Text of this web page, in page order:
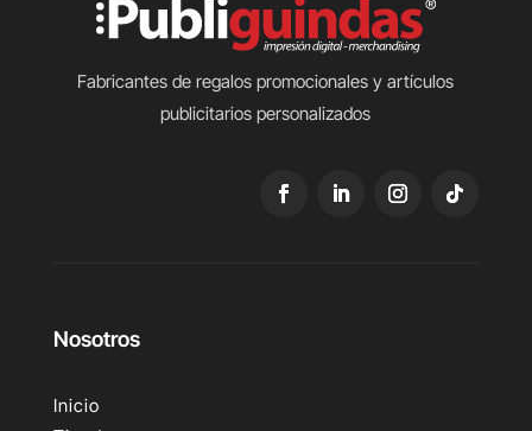
Fabricantes de regalos promocionales y artículos
publicitarios personalizados
Nosotros
Inicio